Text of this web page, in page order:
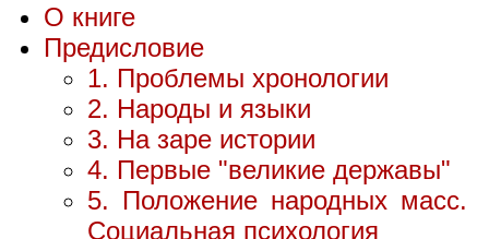
О книге
Предисловие
1. Проблемы хронологии
2. Народы и языки
3. На заре истории
4. Первые "великие державы"
5. Положение народных масс.
Социальная психология